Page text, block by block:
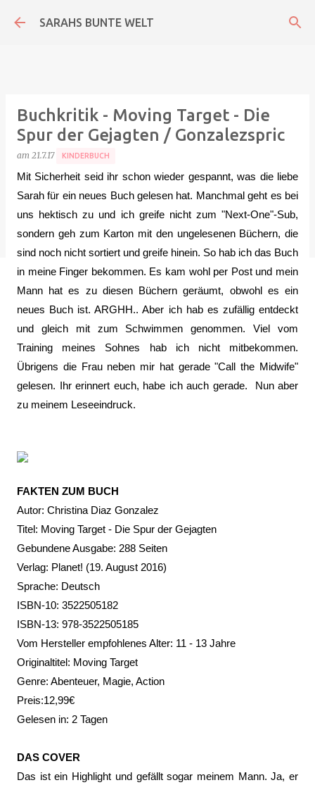
Direkt zum Hauptbereich
SARAHS BUNTE WELT
Buchkritik - Moving Target - Die
Spur der Gejagten / Gonzalezspric
am 21.7.17 KINDERBUCH
Mit Sicherheit seid ihr schon wieder gespannt, was die liebe
Sarah für ein neues Buch gelesen hat. Manchmal geht es bei
uns hektisch zu und ich greife nicht zum "Next-One"-Sub,
sondern geh zum Karton mit den ungelesenen Büchern, die
sind noch nicht sortiert und greife hinein. So hab ich das Buch
in meine Finger bekommen. Es kam wohl per Post und mein
Mann hat es zu diesen Büchern geräumt, obwohl es ein
neues Buch ist. ARGHH.. Aber ich hab es zufällig entdeckt
und gleich mit zum Schwimmen genommen. Viel vom
Training meines Sohnes hab ich nicht mitbekommen.
Übrigens die Frau neben mir hat gerade "Call the Midwife"
gelesen. Ihr erinnert euch, habe ich auch gerade. Nun aber
zu meinem Leseeindruck.
FAKTEN ZUM BUCH
Autor: Christina Diaz Gonzalez
Titel: Moving Target - Die Spur der Gejagten
Gebundene Ausgabe: 288 Seiten
Verlag: Planet! (19. August 2016)
Sprache: Deutsch
ISBN-10: 3522505182
ISBN-13: 978-3522505185
Vom Hersteller empfohlenes Alter: 11 - 13 Jahre
Originaltitel: Moving Target
Genre: Abenteuer, Magie, Action
Preis:12,99€
Gelesen in: 2 Tagen
DAS COVER
Das ist ein Highlight und gefällt sogar meinem Mann. Ja, er